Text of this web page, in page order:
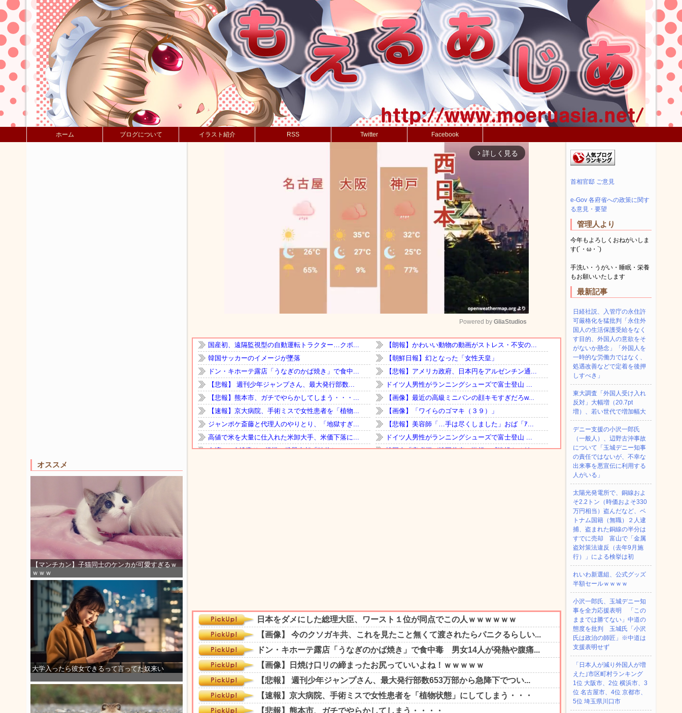
ホーム ブログについて イラスト紹介 RSS Twitter Facebook
オススメ
【マンチカン】子猫同士のケンカが可愛すぎるｗ
ｗｗｗ
大学入ったら彼女できるって言ってた奴来い
arrow_forward_ios 詳しく見る
Mute
Powered by GliaStudios
首相官邸 ご意見
e-Gov 各府省への政策に関す
る意見・要望
管理人より
今年もよろしくおねがいしま
す(´・ω・`)
手洗い・うがい・睡眠・栄養
もお願いいたします
最新記事
日経社説、入管庁の永住許
可厳格化を猛批判「永住外
国人の生活保護受給をなく
す目的、外国人の意欲をそ
がないか懸念」「外国人を
一時的な労働力ではなく、
処遇改善などで定着を後押
しすべき」
東大調査「外国人受け入れ
反対」大幅増（20.7pt
増）、若い世代で増加幅大
デニー支援の小沢一郎氏
（一般人）、辺野古沖事故
について「玉城デニー知事
の責任ではないが、不幸な
出来事を悪宣伝に利用する
人がいる」
太陽光発電所で、銅線およ
そ2.2トン（時価およそ330
万円相当）盗んだなど、ベ
トナム国籍（無職）２人逮
捕、盗まれた銅線の半分は
すでに売却 富山で「金属
盗対策法違反（去年9月施
行）」による検挙は初
れいわ新選組、公式グッズ
半額セールｗｗｗｗ
小沢一郎氏、玉城デニー知
事を全力応援表明 「この
ままでは勝てない」中道の
態度を批判 玉城氏「小沢
氏は政治の師匠」※中道は
支援表明せず
「日本人が減り外国人が増
えた｣市区町村ランキング
1位 大阪市、2位 横浜市、3
位 名古屋市、4位 京都市、
5位 埼玉県川口市